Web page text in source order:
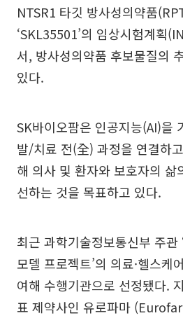
NTSR1 타깃 방사성의약품
‘SKL35501’의 임상시험계획
서, 방사성의약품 후보물질의
있다.
SK바이오팜은 인공지능(AI)을
발/치료 전(全) 과정을 연결하
해 의사 및 환자와 보호자의 삶
선하는 것을 목표하고 있다.
최근 과학기술정보통신부 주관
모델 프로젝트’의 의료·헬스케
여해 수행기관으로 선정됐다.
표 제약사인 유로파마